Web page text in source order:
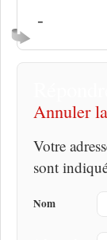
-
Annuler
Votre
sont
Nom